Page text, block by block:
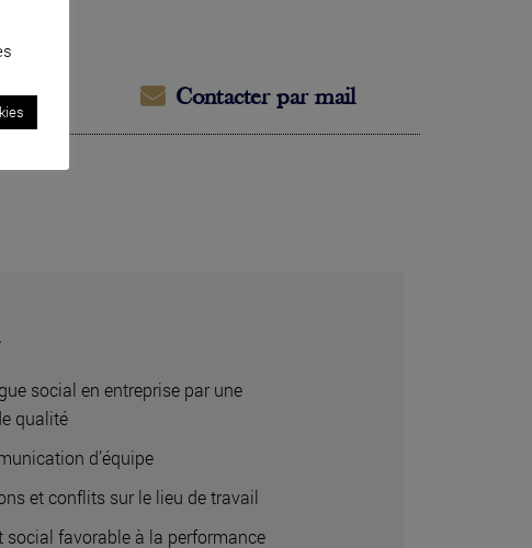
Contacter par mail
social en entreprise par une
qualité
d’équipe
et conflits sur le lieu de travail
social favorable à la performance